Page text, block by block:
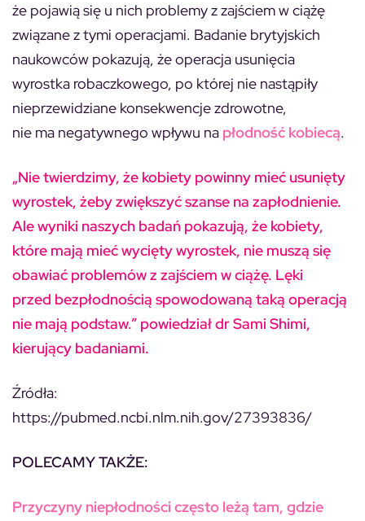
że pojawią się u nich problemy z zajściem w ciążę
związane z tymi operacjami. Badanie brytyjskich
naukowców pokazują, że operacja usunięcia
wyrostka robaczkowego, po której nie nastąpiły
nieprzewidziane konsekwencje zdrowotne,
nie ma negatywnego wpływu na płodność kobiecą.
„Nie twierdzimy, że kobiety powinny mieć usunięty
wyrostek, żeby zwiększyć szanse na zapłodnienie.
Ale wyniki naszych badań pokazują, że kobiety,
które mają mieć wycięty wyrostek, nie muszą się
obawiać problemów z zajściem w ciążę. Lęki
przed bezpłodnością spowodowaną taką operacją
nie mają podstaw.” powiedział dr Sami Shimi,
kierujący badaniami.
Źródła:
https://pubmed.ncbi.nlm.nih.gov/27393836/
POLECAMY TAKŻE:
Przyczyny niepłodności często leżą tam, gdzie